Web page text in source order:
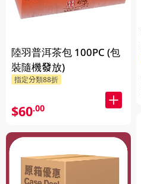
陸羽普洱茶包 100PC (包
裝隨機發放)
指定分類88折
$60.00